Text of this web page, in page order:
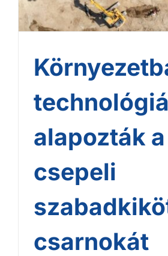
alapozták a
csepeli
csarnokát